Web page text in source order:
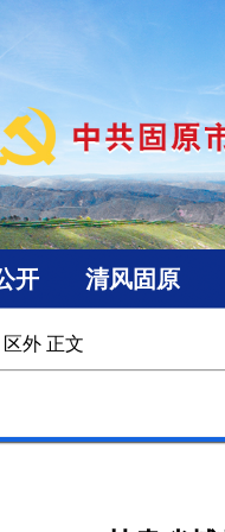
开 清风固原
区外 正文